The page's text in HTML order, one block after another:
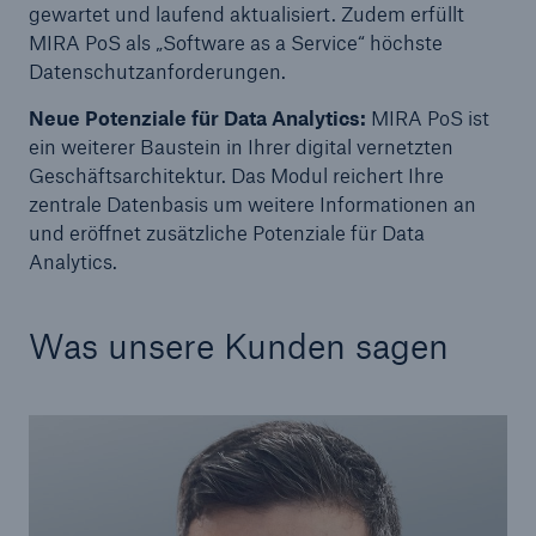
gewartet und laufend aktualisiert. Zudem erfüllt
MIRA PoS als „Software as a Service“ höchste
Datenschutzanforderungen.
Neue Potenziale für Data Analytics: MIRA PoS ist
ein weiterer Baustein in Ihrer digital vernetzten
Geschäftsarchitektur. Das Modul reichert Ihre
zentrale Datenbasis um weitere Informationen an
und eröffnet zusätzliche Potenziale für Data
Analytics.
Was unsere Kunden sagen
MIRA Digital Suite